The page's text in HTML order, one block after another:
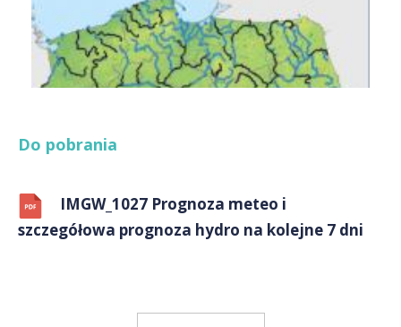
Do pobrania
IMGW_1027 Prognoza meteo i
szczegółowa prognoza hydro na kolejne 7 dni